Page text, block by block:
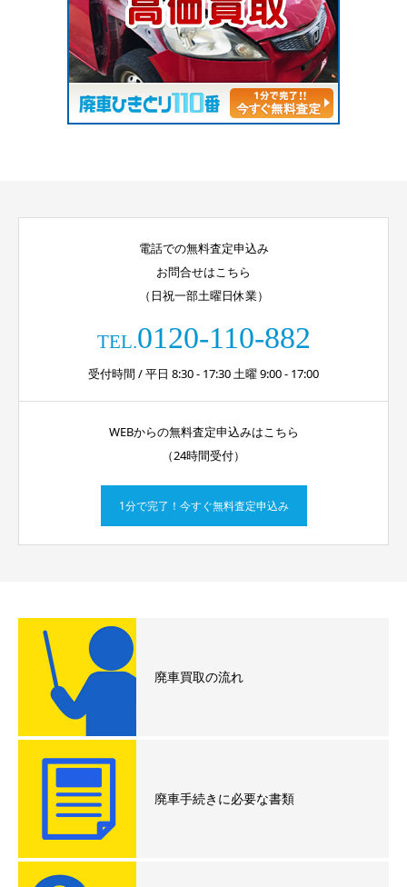
電話での無料査定申込み
お問合せはこちら
（日祝一部土曜日休業）
TEL.0120-110-882
受付時間 / 平日 8:30 - 17:30 土曜 9:00 - 17:00
WEBからの無料査定申込みはこちら
（24時間受付）
1分で完了！今すぐ無料査定申込み
廃車買取の流れ
廃車手続きに必要な書類